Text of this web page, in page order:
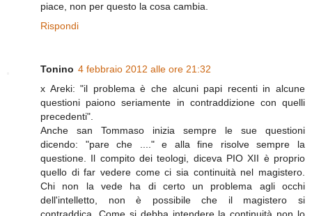
piace, non per questo la cosa cambia.
Rispondi
Tonino 4 febbraio 2012 alle ore 21:32
x Areki: "il problema è che alcuni papi recenti in alcune
questioni paiono seriamente in contraddizione con quelli
precedenti".
Anche san Tommaso inizia sempre le sue questioni
dicendo: "pare che ...." e alla fine risolve sempre la
questione. Il compito dei teologi, diceva PIO XII è proprio
quello di far vedere come ci sia continuità nel magistero.
Chi non la vede ha di certo un problema agli occhi
dell'intelletto, non è possibile che il magistero si